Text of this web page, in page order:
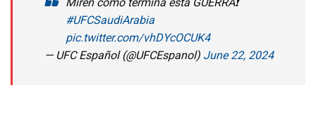
#UFCSaudiArabia
pic.twitter.com/vhDYcOCUK4
— UFC Español (@UFCEspanol) June 22, 2024